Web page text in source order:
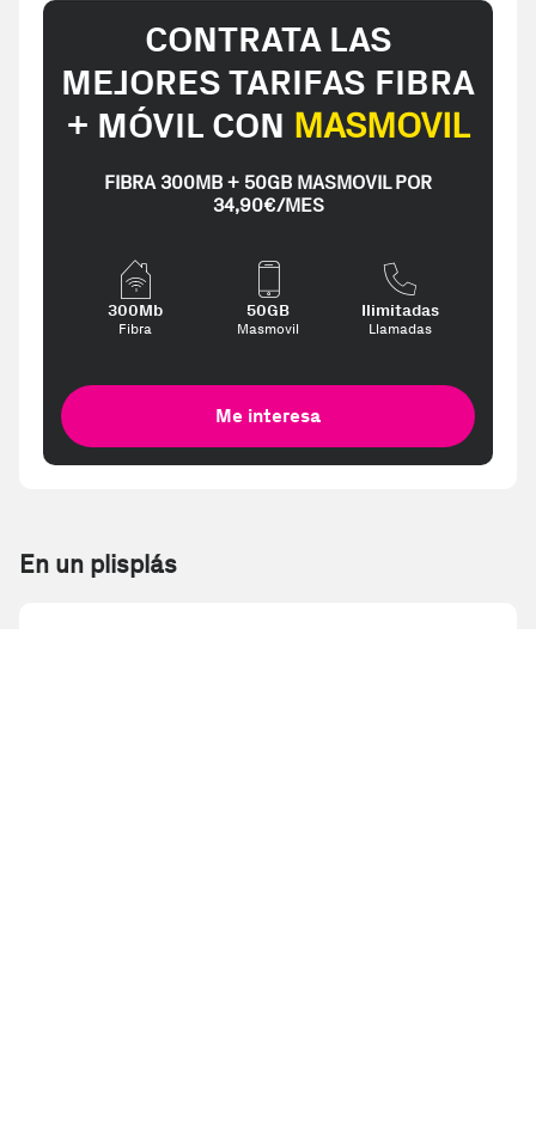
CONTRATA LAS
MEJORES TARIFAS FIBRA
+ MÓVIL CON MASMOVIL
FIBRA 300MB + 50GB MASMOVIL POR
34,90€/MES
300Mb
Fibra
50GB
Masmovil
Ilimitadas
Llamadas
Me interesa
En un plisplás